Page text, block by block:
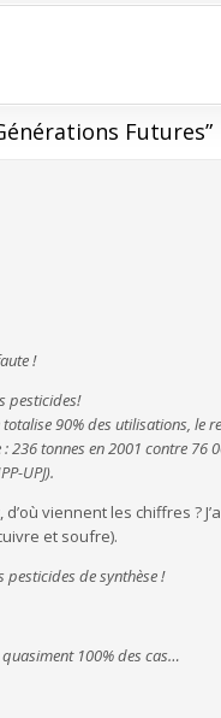
Futures”
!
pesticides!
90% des utilisations, le
tonnes en 2001 contre 76
UPJ).
viennent les chiffres ?
et soufre).
pesticides de synthèse !
100% des cas…